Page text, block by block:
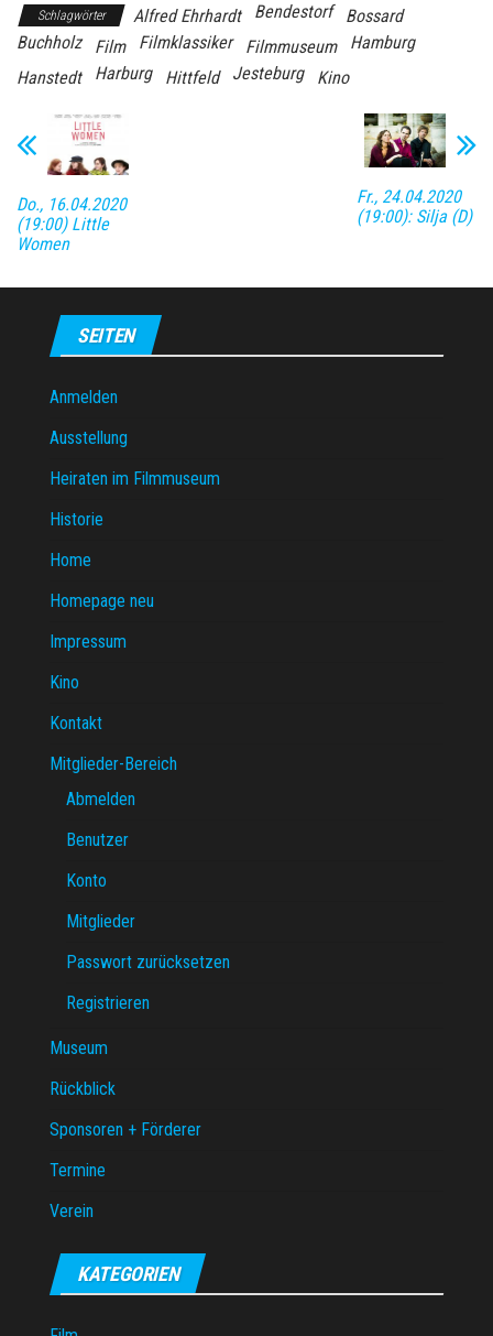
Schlagwörter Alfred Ehrhardt Bendestorf
Bossard
Buchholz
Film Filmklassiker Filmmuseum
Hamburg
Hanstedt
Harburg Hittfeld Jesteburg Kino
Do., 16.04.2020
(19:00) Little
Women
Fr., 24.04.2020
(19:00): Silja (D)
SEITEN
Anmelden
Ausstellung
Heiraten im Filmmuseum
Historie
Home
Homepage neu
Impressum
Kino
Kontakt
Mitglieder-Bereich
Abmelden
Benutzer
Konto
Mitglieder
Passwort zurücksetzen
Registrieren
Museum
Rückblick
Sponsoren + Förderer
Termine
Verein
KATEGORIEN